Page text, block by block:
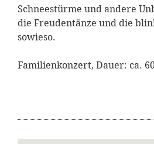
Schneestürme und andere
die Freudentänze und die
sowieso.
Familienkonzert, Dauer: ca.